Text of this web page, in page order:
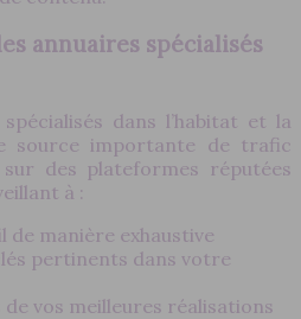
annuaires spécialisés
dans l’habitat et la
source importante de trafic
des plateformes réputées
à :
manière exhaustive
pertinents dans votre
vos meilleures réalisations